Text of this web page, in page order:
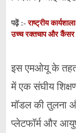
पढ़ें :-राष्ट्रीय
उच्च रक्तचाप और कैंसर
इस एमओयू के तहत
में एक संघीय
मॉडल की तुलना
प्लेटफॉर्म और